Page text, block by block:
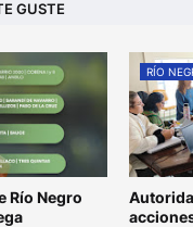
GUSTE
Río Negro
RÍO